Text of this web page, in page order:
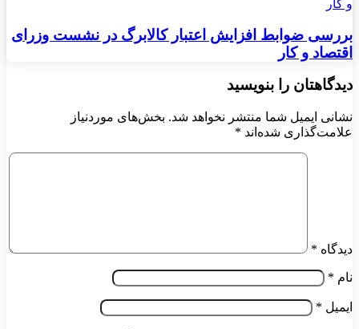
بررسی ضوابط افزایش اعتبار کالابرگ در نشست وزرای
اقتصاد و کار
دیدگاهتان را بنویسید
نشانی ایمیل شما منتشر نخواهد شد. بخش‌های موردنیاز
علامت‌گذاری شده‌اند *
دیدگاه *
نام *
ایمیل *